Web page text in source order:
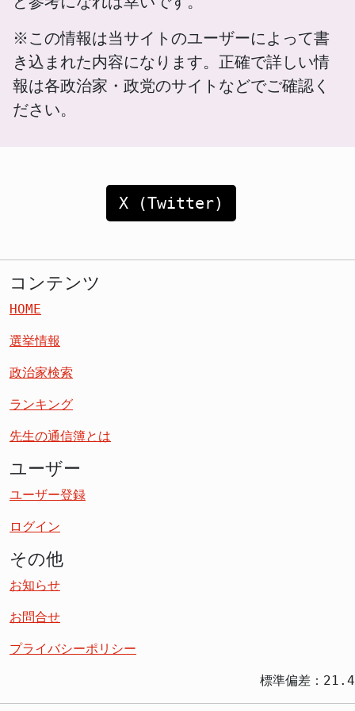
※この情報は当サイトのユーザーによって書
き込まれた内容になります。正確で詳しい情
報は各政治家・政党のサイトなどでご確認く
ださい。
X (Twitter)
コンテンツ
HOME
選挙情報
政治家検索
ランキング
先生の通信簿とは
ユーザー
ユーザー登録
ログイン
その他
お知らせ
お問合せ
プライバシーポリシー
標準偏差：21.4